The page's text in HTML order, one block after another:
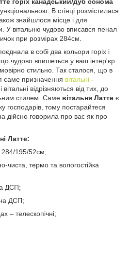
В стінці розмістилася
знайшлося місце і для
У вітальню чудово вписався пенал
при розмірах 284см.
в собі два кольори горіх і
чудово впишеться у ваш інтер'єр.
стильно. Так сталося, що в
саме призначення вітальні -
відрізняються від тих, до
стилем. Саме вітальня Латте є
господарів, тому постарайтеся
дійсно говорила про вас як про
Латте:
284/195/52см;
чиста, термо та вологостійка
ДСП;
ДСП;
– телескопічні;